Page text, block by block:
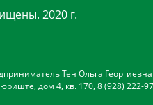
2020 г.
Тен Ольга
дом 4, кв. 170, 8 (928) 222-